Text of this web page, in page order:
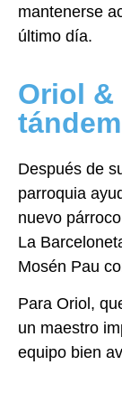
mantenerse
último día.
Oriol &
tándem
Después de
parroquia
nuevo
La
Mosén Pau
Para Oriol,
un maestro
equipo bien